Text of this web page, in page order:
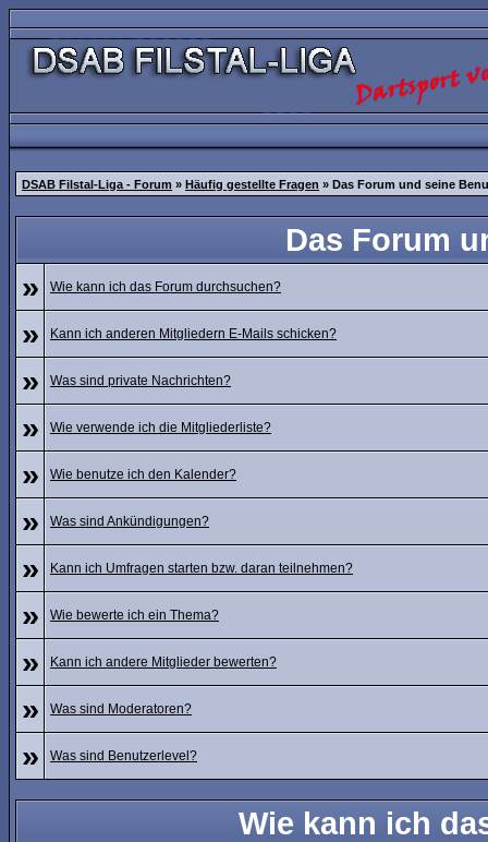
DSAB Filstal-Liga - Forum » Häufig gestellte Fragen » Das Forum und seine
Das Forum
»
Wie kann ich das Forum durchsuchen?
» Kann ich anderen Mitgliedern E-Mails schicken?
» Was sind private Nachrichten?
» Wie verwende ich die Mitgliederliste?
» Wie benutze ich den Kalender?
» Was sind Ankündigungen?
» Kann ich Umfragen starten bzw. daran teilnehmen?
» Wie bewerte ich ein Thema?
» Kann ich andere Mitglieder bewerten?
» Was sind Moderatoren?
» Was sind Benutzerlevel?
Wie kann ich